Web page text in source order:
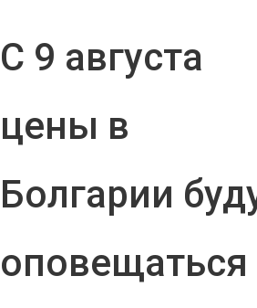
С 9 августа
цены в
Болгарии
оповещаться